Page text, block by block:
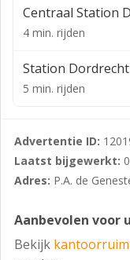
plaats via de
Centraal Station
4 min. rijden
Station
5 min. rijden
Advertentie ID:
Laatst bijgewerkt:
Adres: P.A. de
Aanbevolen voor u
Bekijk